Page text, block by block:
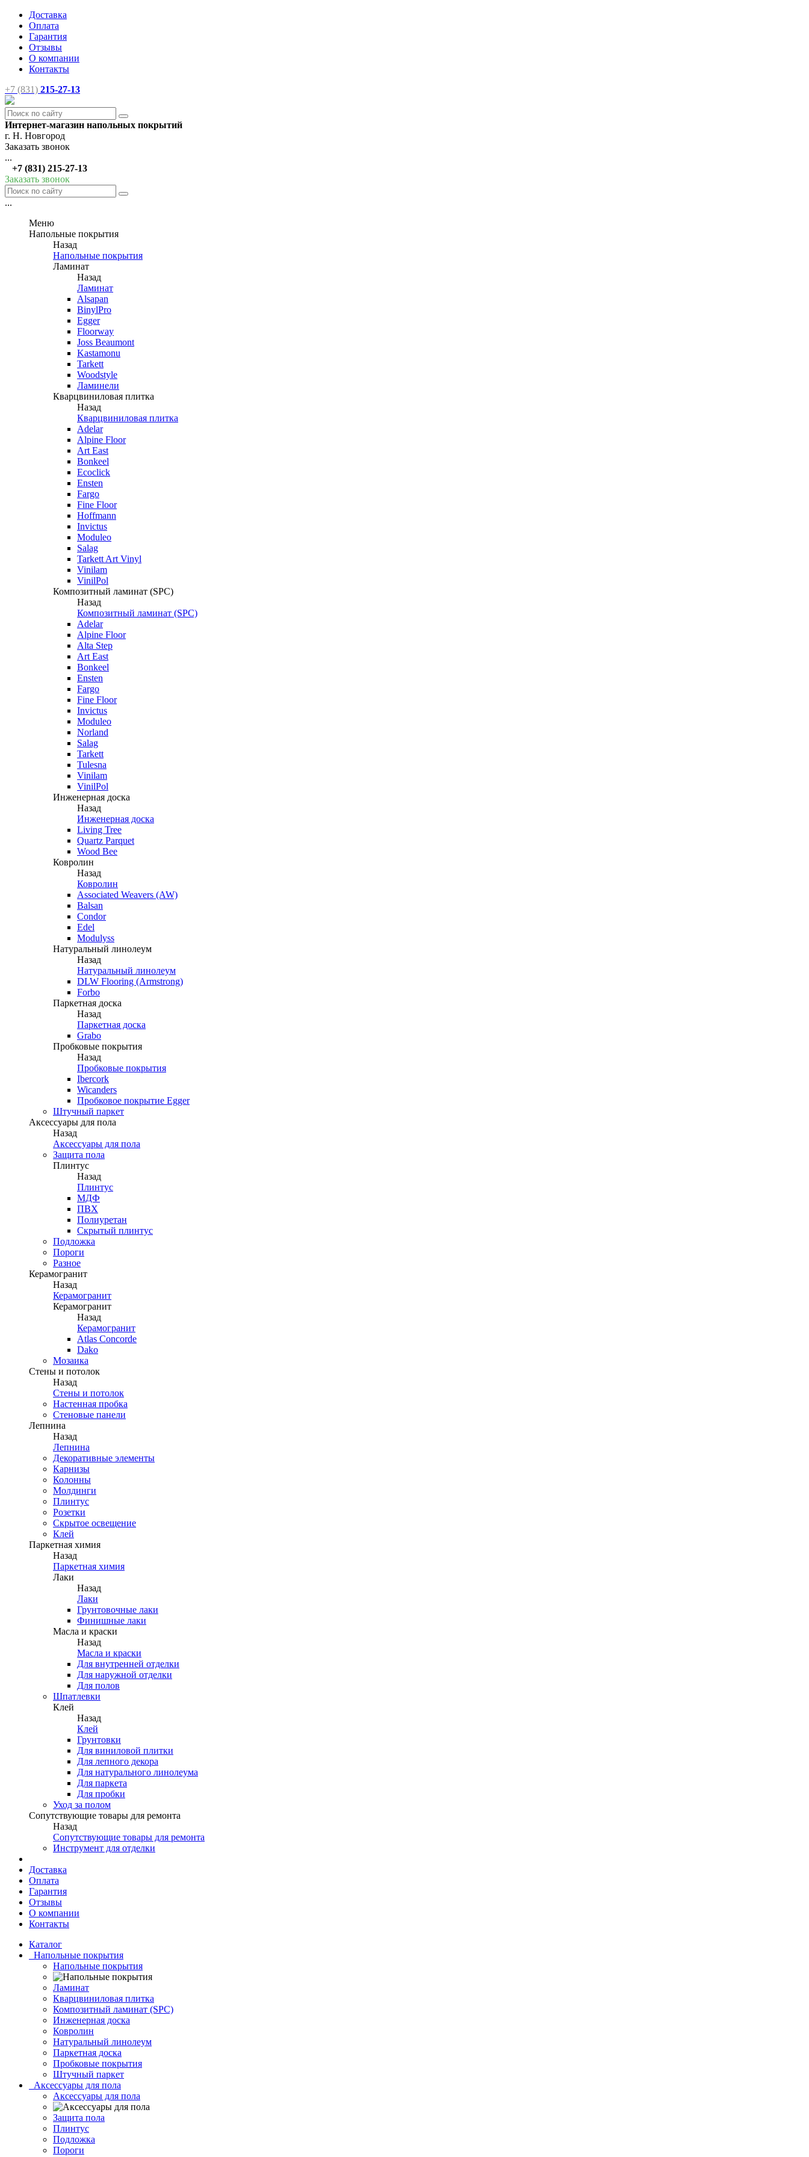
Доставка
Оплата
Гарантия
Отзывы
О компании
Контакты
+7 (831) 215-27-13
Интернет-магазин напольных покрытий
г. Н. Новгород
Заказать звонок
...
+7 (831) 215-27-13
Заказать звонок
...
Меню
Напольные покрытия
Назад
Напольные покрытия
Ламинат
Назад
Ламинат
Alsapan
BinylPro
Egger
Floorway
Joss Beaumont
Kastamonu
Tarkett
Woodstyle
Ламинели
Кварцвиниловая плитка
Назад
Кварцвиниловая плитка
Adelar
Alpine Floor
Art East
Bonkeel
Ecoclick
Ensten
Fargo
Fine Floor
Hoffmann
Invictus
Moduleo
Salag
Tarkett Art Vinyl
Vinilam
VinilPol
Композитный ламинат (SPC)
Назад
Композитный ламинат (SPC)
Adelar
Alpine Floor
Alta Step
Art East
Bonkeel
Ensten
Fargo
Fine Floor
Invictus
Moduleo
Norland
Salag
Tarkett
Tulesna
Vinilam
VinilPol
Инженерная доска
Назад
Инженерная доска
Living Tree
Quartz Parquet
Wood Bee
Ковролин
Назад
Ковролин
Associated Weavers (AW)
Balsan
Condor
Edel
Modulyss
Натуральный линолеум
Назад
Натуральный линолеум
DLW Flooring (Armstrong)
Forbo
Паркетная доска
Назад
Паркетная доска
Grabo
Пробковые покрытия
Назад
Пробковые покрытия
Ibercork
Wicanders
Пробковое покрытие Egger
Штучный паркет
Аксессуары для пола
Назад
Аксессуары для пола
Защита пола
Плинтус
Назад
Плинтус
МДФ
ПВХ
Полиуретан
Скрытый плинтус
Подложка
Пороги
Разное
Керамогранит
Назад
Керамогранит
Керамогранит
Назад
Керамогранит
Atlas Concorde
Dako
Мозаика
Стены и потолок
Назад
Стены и потолок
Настенная пробка
Стеновые панели
Лепнина
Назад
Лепнина
Декоративные элементы
Карнизы
Колонны
Молдинги
Плинтус
Розетки
Скрытое освещение
Клей
Паркетная химия
Назад
Паркетная химия
Лаки
Назад
Лаки
Грунтовочные лаки
Финишные лаки
Масла и краски
Назад
Масла и краски
Для внутренней отделки
Для наружной отделки
Для полов
Шпатлевки
Клей
Назад
Клей
Грунтовки
Для виниловой плитки
Для лепного декора
Для натурального линолеума
Для паркета
Для пробки
Уход за полом
Сопутствующие товары для ремонта
Назад
Сопутствующие товары для ремонта
Инструмент для отделки
Доставка
Оплата
Гарантия
Отзывы
О компании
Контакты
Каталог
Напольные покрытия
Напольные покрытия
Ламинат
Кварцвиниловая плитка
Композитный ламинат (SPC)
Инженерная доска
Ковролин
Натуральный линолеум
Паркетная доска
Пробковые покрытия
Штучный паркет
Аксессуары для пола
Аксессуары для пола
Защита пола
Плинтус
Подложка
Пороги